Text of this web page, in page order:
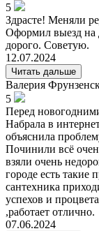
5
Здрасте! Меняли
Оформил выезд на
дорого. Советую.
12.07.2024
Читать дальше
Валерия
5
Перед
Набрала в
объяснила
Починили всё
взяли очень
городе есть
сантехника
успехов и
,работает отлично.
07.06.2024